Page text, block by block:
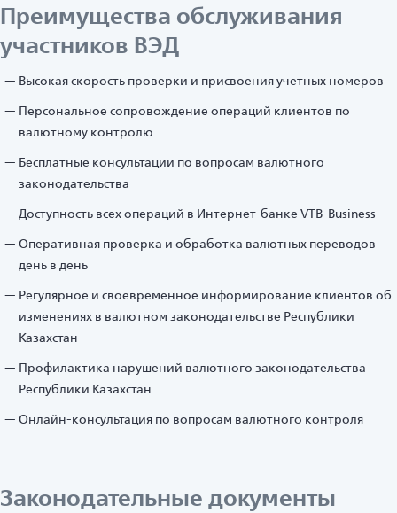
Преимущества обслуживания
участников ВЭД
Высокая скорость проверки и присвоения учетных номеров
Персональное сопровождение операций клиентов по
валютному контролю
Бесплатные консультации по вопросам валютного
законодательства
Доступность всех операций в Интернет-банке VTB-Business
Оперативная проверка и обработка валютных переводов
день в день
Регулярное и своевременное информирование клиентов об
изменениях в валютном законодательстве Республики
Казахстан
Профилактика нарушений валютного законодательства
Республики Казахстан
Онлайн-консультация по вопросам валютного контроля
Законодательные документы